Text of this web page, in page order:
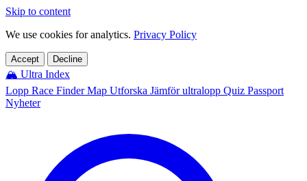
Skip to content
We use cookies for analytics. Privacy Policy
Accept Decline
🏔️ Ultra Index
Lopp Race FinderMap Utforska Jämför ultralopp Quiz Passport
Nyheter